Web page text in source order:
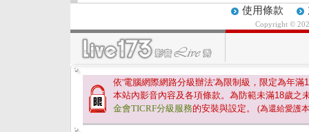
使用條款
Copyright ©
依'電腦網際網路分級辦法'為限制級，限定為年滿
本站內影音內容及各項條款。為防範未滿18歲之
金會TICRF分級服務的安裝與設定。 (為還給愛護